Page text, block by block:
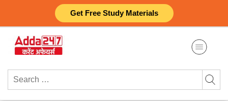
Get Free Study Materials
content
Search